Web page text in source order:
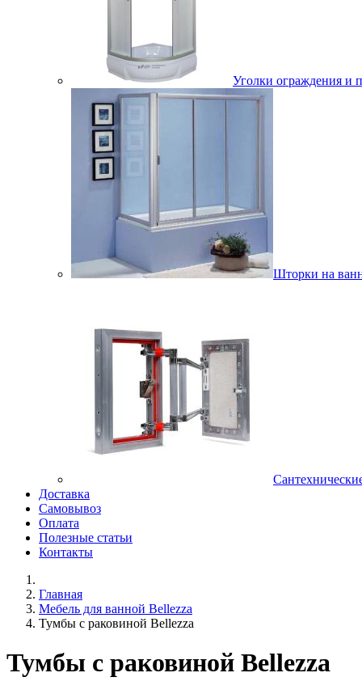
Уголки ограждения и
Шторки на
Доставка
Самовывоз
Оплата
Полезные статьи
Контакты
Главная
Мебель для ванной Bellezza
Тумбы с раковиной Bellezza
Тумбы с раковиной Bellezza